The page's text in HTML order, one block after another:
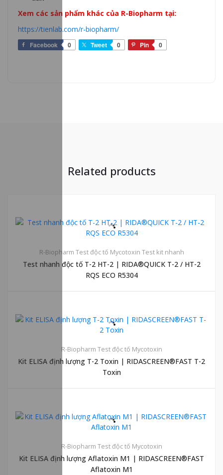
Xem các sản phẩm khác của R-Biopharm tại:
https://tienlab.com/r-biopharm/
Facebook 0 Tweet 0 Pin 0
Related products
R-Biopharm Test độc tố Mycotoxin Test kit nhanh
Test nhanh độc tố T-2 HT-2 | RIDA®QUICK T-2 / HT-2
RQS ECO R5304
R-Biopharm Test độc tố Mycotoxin
Kit ELISA định lượng T-2 Toxin | RIDASCREEN®FAST T-2
Toxin
R-Biopharm Test độc tố Mycotoxin
Kit ELISA định lượng Aflatoxin M1 | RIDASCREEN®FAST
Aflatoxin M1